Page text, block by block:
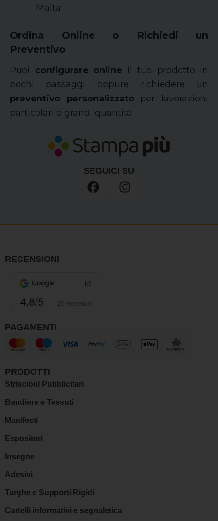
Malta
Ordina Online o Richiedi un
Preventivo
Puoi configurare online il tuo prodotto in
pochi passaggi oppure richiedere un
preventivo personalizzatoper lavorazioni
particolari o grandi quantità.
SEGUICI SU
F
a
b
I
n
a
RECENSIONI
PAGAMENTI
PRODOTTI
Striscioni Pubblicitari
Bandiere e Tessuti
Manifesti
Espositori
Insegne
Adesivi
Targhe e Supporti Rigidi
Cartelli informativi e segnaletica